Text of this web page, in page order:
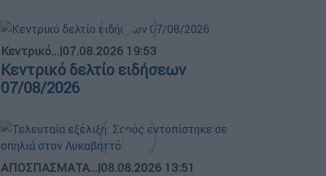
Κεντρικό...|07.08.2026 19:53
Κεντρικό δελτίο ειδήσεων
07/08/2026
ΑΠΟΣΠΑΣΜΑΤΑ...|08.08.2026 13:51